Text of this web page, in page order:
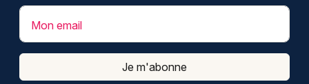
Mon email
Je m'abonne